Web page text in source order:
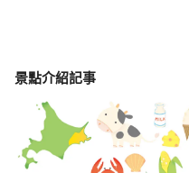
景點介紹記事